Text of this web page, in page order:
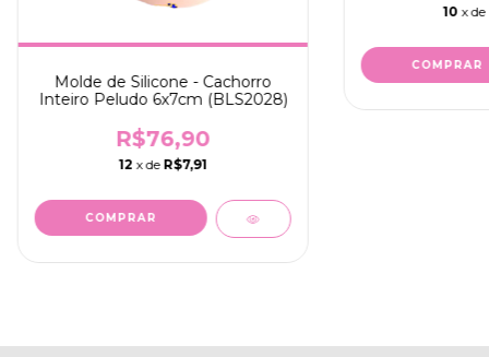
Molde de Silicone - Cachorro
Inteiro Peludo 6x7cm (BLS2028)
R$76,90
12 x de R$7,91
10 x de